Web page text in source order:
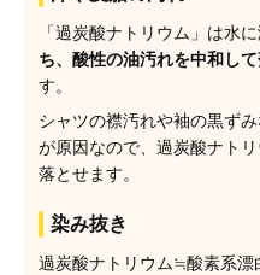
「過炭酸ナトリウム」は水
ち、酸性の油汚れを中和し
す。
シャツの襟汚れや袖の黒ず
が原因なので、過炭酸ナト
落とせます。
染み抜き
過炭酸ナトリウム≒酸素系漂